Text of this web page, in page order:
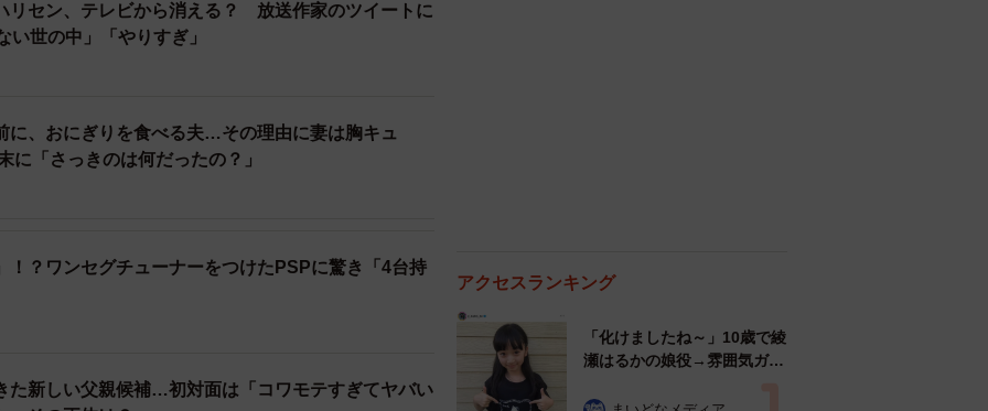
リセン、テレビから消える？ 放送作家のツイートに
世の中」「やりすぎ」
に、おにぎりを食べる夫…その理由に妻は胸キュ
「さっきのは何だったの？」
！？ワンセグチューナーをつけたPSPに驚き「4台持
た新しい父親候補…初対面は「コワモテすぎてヤバい
アクセスランキング
「化けましたね～」10歳で綾
瀬はるかの娘役→雰囲気ガラ
雰囲気が」「宝塚に入れそ